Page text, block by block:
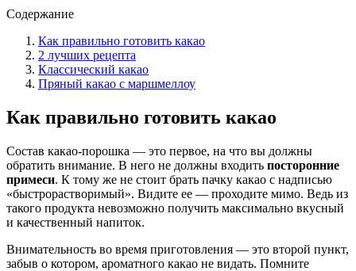
Содержание
Как правильно готовить какао
2 лучших рецепта
Классический какао
Пряный какао с маршмеллоу
Как правильно готовить какао
Состав какао-порошка — это первое, на что вы должны
обратить внимание. В него не должны входить посторонние
примеси. К тому же не стоит брать пачку какао с надписью
«быстрорастворимый». Видите ее — проходите мимо. Ведь из
такого продукта невозможно получить максимально вкусный
и качественный напиток.
Внимательность во время приготовления — это второй пункт,
забыв о котором, ароматного какао не видать. Помните